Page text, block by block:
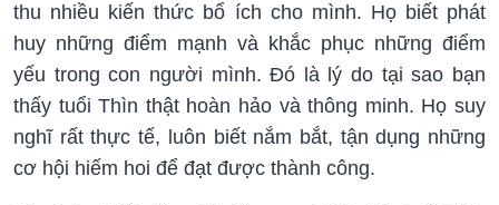
thu nhiều kiến thức bổ ích cho mình. Họ biết phát
huy những điểm mạnh và khắc phục những điểm
yếu trong con người mình. Đó là lý do tại sao bạn
thấy tuổi Thìn thật hoàn hảo và thông minh. Họ suy
nghĩ rất thực tế, luôn biết nắm bắt, tận dụng những
cơ hội hiếm hoi để đạt được thành công.